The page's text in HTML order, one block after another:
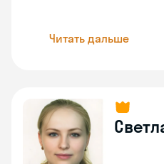
Читать дальше